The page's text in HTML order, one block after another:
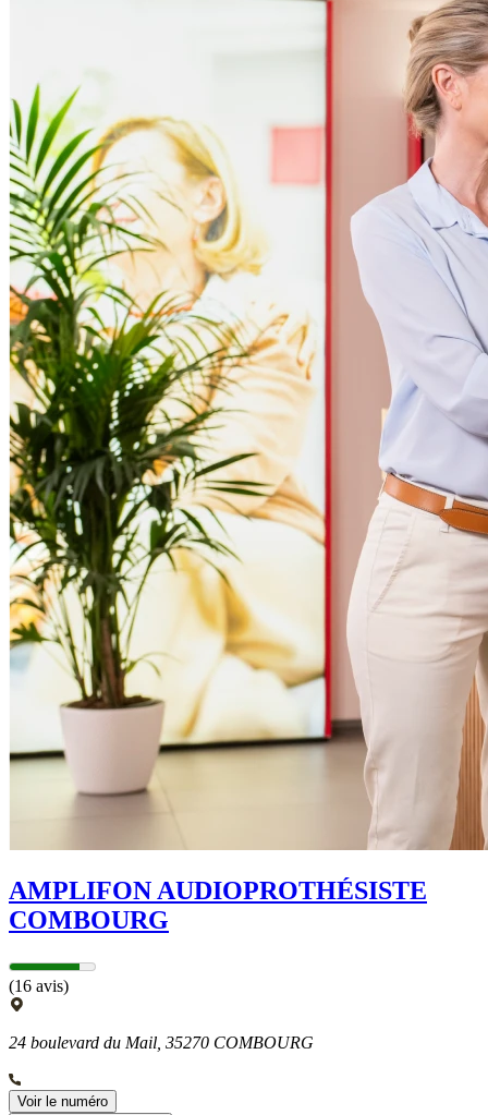
AMPLIFON AUDIOPROTHÉSISTE
COMBOURG
(16 avis)
24 boulevard du Mail, 35270 COMBOURG
Voir le numéro